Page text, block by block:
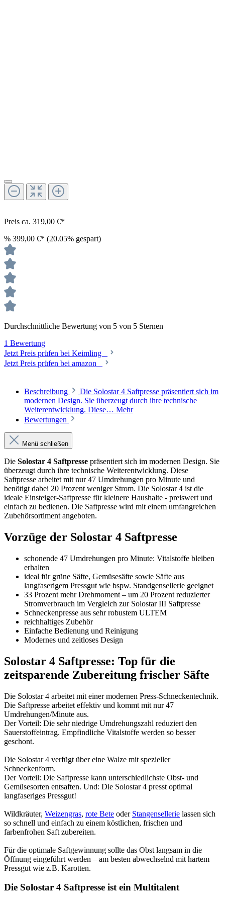
Preis ca. 319,00 €*
% 399,00 €* (20.05% gespart)
Durchschnittliche Bewertung von 5 von 5 Sternen
1 Bewertung
Jetzt Preis prüfen bei Keimling
Jetzt Preis prüfen bei amazon
Beschreibung
Die Solostar 4 Saftpresse präsentiert sich im
modernen Design. Sie überzeugt durch ihre technische
Weiterentwicklung. Diese… Mehr
Bewertungen
Menü schließen
Die Solostar 4 Saftpresse präsentiert sich im modernen Design. Sie
überzeugt durch ihre technische Weiterentwicklung. Diese
Saftpresse arbeitet mit nur 47 Umdrehungen pro Minute und
benötigt dabei 20 Prozent weniger Strom. Die Solostar 4 ist die
ideale Einsteiger-Saftpresse für kleinere Haushalte - preiswert und
einfach zu bedienen. Die Saftpresse wird mit einem umfangreichen
Zubehörsortiment angeboten.
Vorzüge der Solostar 4 Saftpresse
schonende 47 Umdrehungen pro Minute: Vitalstoffe bleiben
erhalten
ideal für grüne Säfte, Gemüsesäfte sowie Säfte aus
langfaserigem Pressgut wie bspw. Standgensellerie geeignet
33 Prozent mehr Drehmoment – um 20 Prozent reduzierter
Stromverbrauch im Vergleich zur Solostar III Saftpresse
Schneckenpresse aus sehr robustem ULTEM
reichhaltiges Zubehör
Einfache Bedienung und Reinigung
Modernes und zeitloses Design
Solostar 4 Saftpresse: Top für die
zeitsparende Zubereitung frischer Säfte
Die Solostar 4 arbeitet mit einer modernen Press-Schneckentechnik.
Die Saftpresse arbeitet effektiv und kommt mit nur 47
Umdrehungen/Minute aus.
Der Vorteil: Die sehr niedrige Umdrehungszahl reduziert den
Sauerstoffeintrag. Empfindliche Vitalstoffe werden so besser
geschont.
Die Solostar 4 verfügt über eine Walze mit spezieller
Schneckenform.
Der Vorteil: Die Saftpresse kann unterschiedlichste Obst- und
Gemüsesorten entsaften. Und: Die Solostar 4 presst optimal
langfaseriges Pressgut!
Wildkräuter, Weizengras, rote Bete oder Stangensellerie lassen sich
so schnell und einfach zu einem köstlichen, frischen und
farbenfrohen Saft zubereiten.
Für die optimale Saftgewinnung sollte das Obst langsam in die
Öffnung eingeführt werden – am besten abwechselnd mit hartem
Pressgut wie z.B. Karotten.
Die Solostar 4 Saftpresse ist ein Multitalent